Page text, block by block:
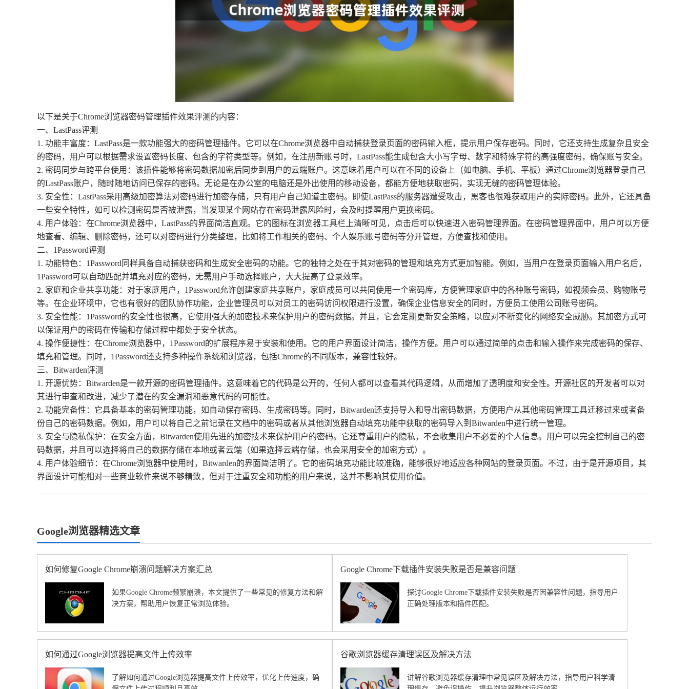
以下是关于Chrome浏览器密码管理插件效果评测的内容：
一、LastPass评测
1. 功能丰富度：LastPass是一款功能强大的密码管理插件。它可以在Chrome浏览器中自动捕获登录页面的密码输入框，提示用户保存密码。同时，它还支持生成复杂且安全
的密码，用户可以根据需求设置密码长度、包含的字符类型等。例如，在注册新账号时，LastPass能生成包含大小写字母、数字和特殊字符的高强度密码，确保账号安全。
2. 密码同步与跨平台使用：该插件能够将密码数据加密后同步到用户的云端账户。这意味着用户可以在不同的设备上（如电脑、手机、平板）通过Chrome浏览器登录自己
的LastPass账户，随时随地访问已保存的密码。无论是在办公室的电脑还是外出使用的移动设备，都能方便地获取密码，实现无缝的密码管理体验。
3. 安全性：LastPass采用高级加密算法对密码进行加密存储，只有用户自己知道主密码。即使LastPass的服务器遭受攻击，黑客也很难获取用户的实际密码。此外，它还具备
一些安全特性，如可以检测密码是否被泄露，当发现某个网站存在密码泄露风险时，会及时提醒用户更换密码。
4. 用户体验：在Chrome浏览器中，LastPass的界面简洁直观。它的图标在浏览器工具栏上清晰可见，点击后可以快速进入密码管理界面。在密码管理界面中，用户可以方便
地查看、编辑、删除密码，还可以对密码进行分类整理，比如将工作相关的密码、个人娱乐账号密码等分开管理，方便查找和使用。
二、1Password评测
1. 功能特色：1Password同样具备自动捕获密码和生成安全密码的功能。它的独特之处在于其对密码的管理和填充方式更加智能。例如，当用户在登录页面输入用户名后，
1Password可以自动匹配并填充对应的密码，无需用户手动选择账户，大大提高了登录效率。
2. 家庭和企业共享功能：对于家庭用户，1Password允许创建家庭共享账户，家庭成员可以共同使用一个密码库，方便管理家庭中的各种账号密码，如视频会员、购物账号
等。在企业环境中，它也有很好的团队协作功能，企业管理员可以对员工的密码访问权限进行设置，确保企业信息安全的同时，方便员工使用公司账号密码。
3. 安全性能：1Password的安全性也很高，它使用强大的加密技术来保护用户的密码数据。并且，它会定期更新安全策略，以应对不断变化的网络安全威胁。其加密方式可
以保证用户的密码在传输和存储过程中都处于安全状态。
4. 操作便捷性：在Chrome浏览器中，1Password的扩展程序易于安装和使用。它的用户界面设计简洁，操作方便。用户可以通过简单的点击和输入操作来完成密码的保存、
填充和管理。同时，1Password还支持多种操作系统和浏览器，包括Chrome的不同版本，兼容性较好。
三、Bitwarden评测
1. 开源优势：Bitwarden是一款开源的密码管理插件。这意味着它的代码是公开的，任何人都可以查看其代码逻辑，从而增加了透明度和安全性。开源社区的开发者可以对
其进行审查和改进，减少了潜在的安全漏洞和恶意代码的可能性。
2. 功能完备性：它具备基本的密码管理功能，如自动保存密码、生成密码等。同时，Bitwarden还支持导入和导出密码数据，方便用户从其他密码管理工具迁移过来或者备
份自己的密码数据。例如，用户可以将自己之前记录在文档中的密码或者从其他浏览器自动填充功能中获取的密码导入到Bitwarden中进行统一管理。
3. 安全与隐私保护：在安全方面，Bitwarden使用先进的加密技术来保护用户的密码。它还尊重用户的隐私，不会收集用户不必要的个人信息。用户可以完全控制自己的密
码数据，并且可以选择将自己的数据存储在本地或者云端（如果选择云端存储，也会采用安全的加密方式）。
4. 用户体验细节：在Chrome浏览器中使用时，Bitwarden的界面简洁明了。它的密码填充功能比较准确，能够很好地适应各种网站的登录页面。不过，由于是开源项目，其
界面设计可能相对一些商业软件来说不够精致，但对于注重安全和功能的用户来说，这并不影响其使用价值。
Google浏览器精选文章
如何修复Google Chrome崩溃问题解决方案汇总
如果Google Chrome频繁崩溃，本文提供了一些常见的修复方法和解
决方案，帮助用户恢复正常浏览体验。
Google Chrome下载插件安装失败是否是兼容问题
探讨Google Chrome下载插件安装失败是否因兼容性问题，指导用户
正确处理版本和插件匹配。
如何通过Google浏览器提高文件上传效率
了解如何通过Google浏览器提高文件上传效率，优化上传速度，确
谷歌浏览器缓存清理误区及解决方法
讲解谷歌浏览器缓存清理中常见误区及解决方法，指导用户科学清